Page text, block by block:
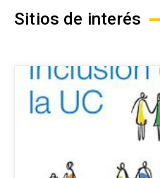
Sitios de interés